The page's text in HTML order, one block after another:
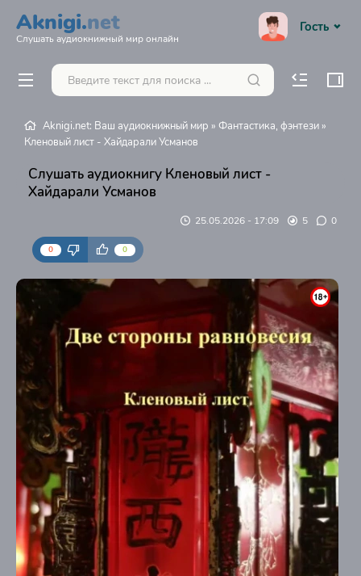
Aknigi.net
Слушать аудиокнижный мир онлайн
Гость
Aknigi.net: Ваш аудиокнижный мир » Фантастика, фэнтези »
Кленовый лист - Хайдарали Усманов
Слушать аудиокнигу Кленовый лист -
Хайдарали Усманов
25.05.2026 - 17:09 5 0
0 0